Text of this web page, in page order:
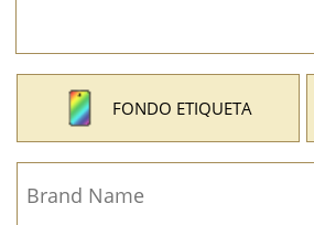
FONDO ETIQUETA